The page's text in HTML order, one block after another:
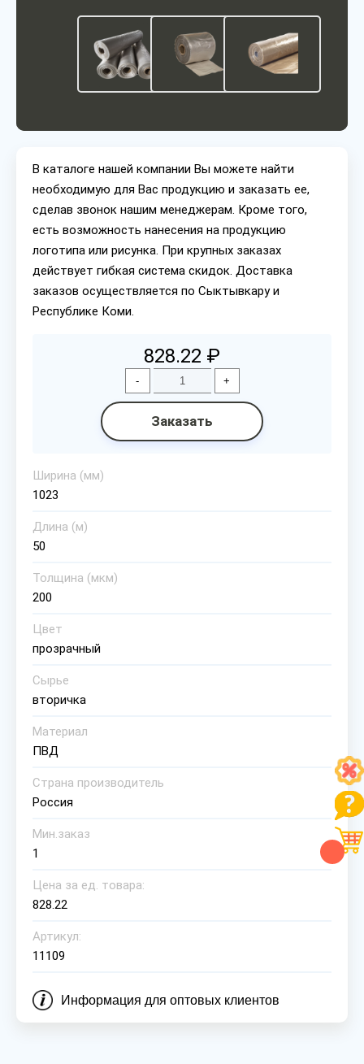
В каталоге нашей компании Вы можете найти
необходимую для Вас продукцию и заказать ее,
сделав звонок нашим менеджерам. Кроме того,
есть возможность нанесения на продукцию
логотипа или рисунка. При крупных заказах
действует гибкая система скидок. Доставка
заказов осуществляется по Сыктывкару и
Республике Коми.
828.22 ₽
- +
Заказать
Ширина (мм)
1023
Длина (м)
50
Толщина (мкм)
200
Цвет
прозрачный
Сырье
вторичка
Материал
ПВД
Страна производитель
Россия
Мин.заказ
1
Цена за ед. товара:
828.22
Артикул:
11109
Информация для оптовых клиентов